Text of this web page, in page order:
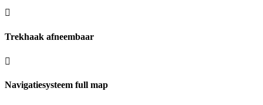
Trekhaak afneembaar
Navigatiesysteem full map